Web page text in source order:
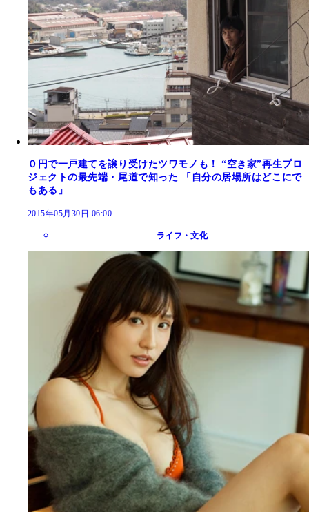
０円で一戸建てを譲り受けたツワモノも！ “空き家”再生プロ
ジェクトの最先端・尾道で知った 「自分の居場所はどこにで
もある」
2015年05月30日 06:00
ライフ・文化